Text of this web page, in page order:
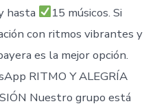
hasta
15 músicos. Si
con ritmos vibrantes y
es la mejor opción.
RITMO Y ALEGRÍA
Nuestro grupo está